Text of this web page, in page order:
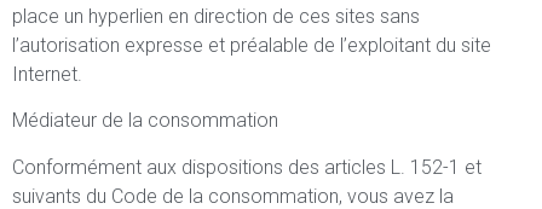
place un hyperlien en direction de ces sites sans
l’autorisation expresse et préalable de l’exploitant du site
Internet.
Médiateur de la consommation
Conformément aux dispositions des articles L. 152-1 et
suivants du Code de la consommation, vous avez la